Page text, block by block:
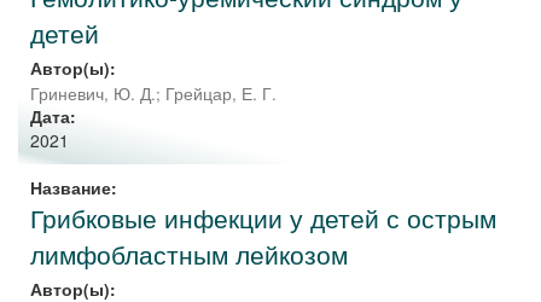
детей
Автор(ы):
Гриневич, Ю. Д.; Грейцар, Е. Г.
Дата:
2021
Название:
Грибковые инфекции у детей с острым
лимфобластным лейкозом
Автор(ы):